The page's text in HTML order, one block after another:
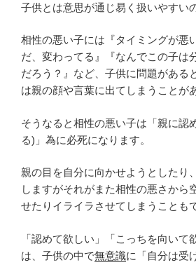
子供とは意思が通じ易く扱いやすい
相性の悪い子には『タイミングが悪
だ、変わってる』『なんでこの子は
だろう？』など、子供に問題がある
は親の顔や言葉に出てしまうことが
そうなると相性の悪い子は「親に認
る)」為に必死になります。
親の目を自分に向かせようとしたり
しますがそれがまた相性の悪さから
せたりイライラさせてしまうことも
「認めて欲しい」「こっちを向いて
は、子供の中で無意識に「自分は受